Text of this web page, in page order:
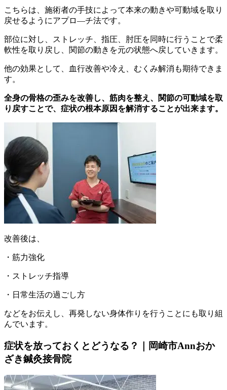
こちらは、施術者の手技によって本来の動きや可動域を取り
戻せるようにアプロ―チ法です。
部位に対し、ストレッチ、指圧、肘圧を同時に行うことで柔
軟性を取り戻し、関節の動きを元の状態へ戻していきます。
他の効果として、血行改善や冷え、むくみ解消も期待できま
す。
全身の骨格の歪みを改善し、筋肉を整え、関節の可動域を取
り戻すことで、症状の根本原因を解消することが出来ます。
改善後は、
・筋力強化
・ストレッチ指導
・日常生活の過ごし方
などをお伝えし、再発しない身体作りを行うことにも取り組
んでいます。
症状を放っておくとどうなる？｜岡崎市Annおか
ざき鍼灸接骨院